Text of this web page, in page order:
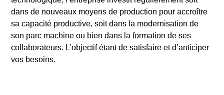
dans de nouveaux moyens de production pour accroître
sa capacité productive, soit dans la modernisation de
son parc machine ou bien dans la formation de ses
collaborateurs. L’objectif étant de satisfaire et d’anticiper
vos besoins.